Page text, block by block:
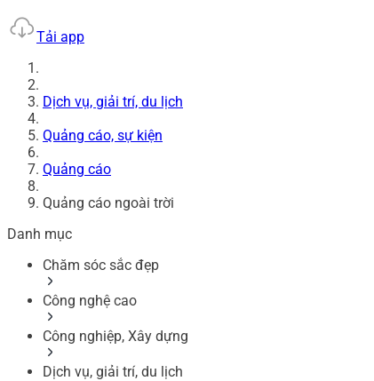
Tải app
Dịch vụ, giải trí, du lịch
Quảng cáo, sự kiện
Quảng cáo
Quảng cáo ngoài trời
Danh mục
Chăm sóc sắc đẹp
Công nghệ cao
Công nghiệp, Xây dựng
Dịch vụ, giải trí, du lịch